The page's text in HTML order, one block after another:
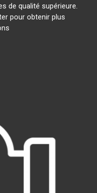
de qualité supérieure.
pour obtenir plus